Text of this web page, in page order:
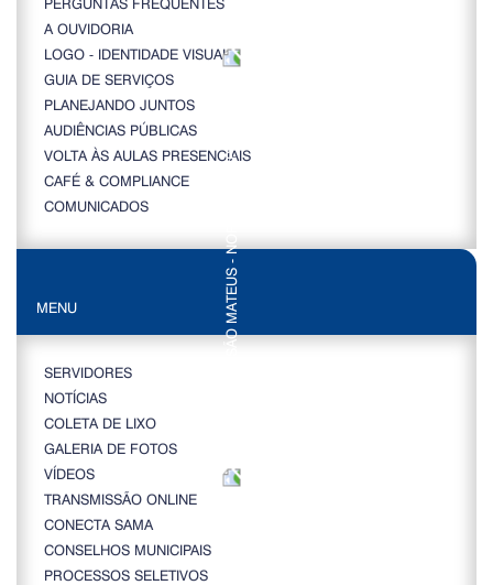
A OUVIDORIA
LOGO - IDENTIDADE VISUAL
GUIA DE SERVIÇOS
PLANEJANDO JUNTOS
AUDIÊNCIAS PÚBLICAS
VOLTA ÀS AULAS PRESENCIAIS
CAFÉ & COMPLIANCE
COMUNICADOS
MENU
SERVIDORES
NOTÍCIAS
COLETA DE LIXO
GALERIA DE FOTOS
VÍDEOS
TRANSMISSÃO ONLINE
CONECTA SAMA
CONSELHOS MUNICIPAIS
PROCESSOS SELETIVOS